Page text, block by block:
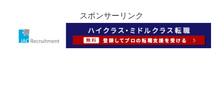
スポンサーリンク